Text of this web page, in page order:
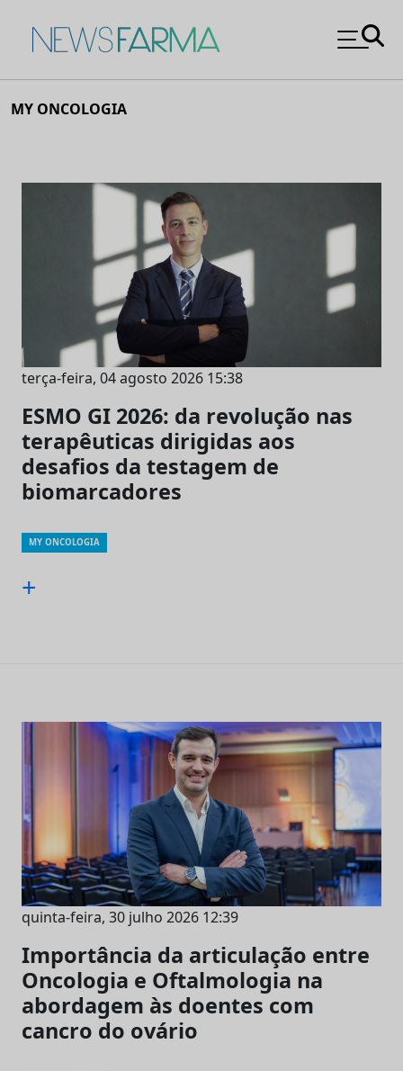
to
News Farma
MY ONCOLOGIA
terça-feira, 04 agosto 2026 15:38
ESMO GI 2026: da revolução nas
terapêuticas dirigidas aos
desafios da testagem de
biomarcadores
MY ONCOLOGIA
+
quinta-feira, 30 julho 2026 12:39
Importância da articulação entre
Oncologia e Oftalmologia na
abordagem às doentes com
cancro do ovário